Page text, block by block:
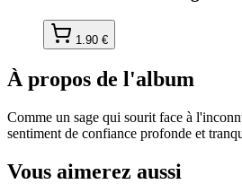
1.90 €
À propos de l'album
Comme un sage qui sourit face à
sentiment de confiance profonde et
Vous aimerez aussi